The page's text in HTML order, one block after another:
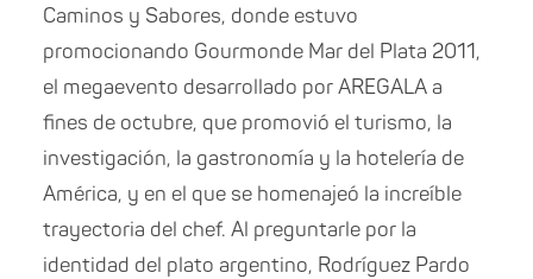
Caminos y Sabores, donde estuvo
promocionando Gourmonde Mar del Plata 2011,
el megaevento desarrollado por AREGALA a
fines de octubre, que promovió el turismo, la
investigación, la gastronomía y la hotelería de
América, y en el que se homenajeó la increíble
trayectoria del chef. Al preguntarle por la
identidad del plato argentino, Rodríguez Pardo